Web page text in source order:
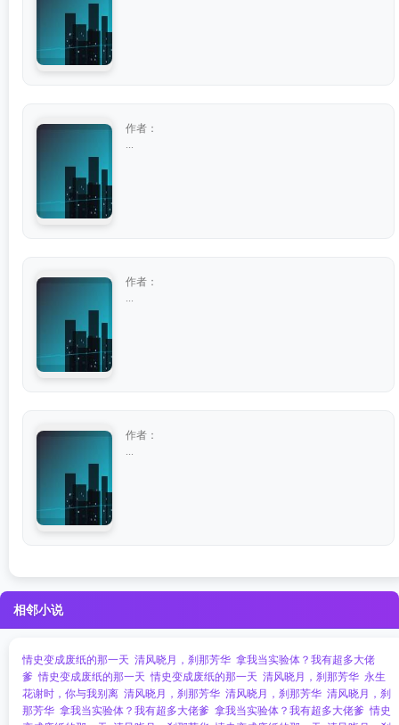
作者：
作者：
作者：
相邻小说
情史变成废纸的那一天 清风晓月，刹那芳华 拿我当实验体？我有超多大佬
爹 情史变成废纸的那一天 情史变成废纸的那一天 清风晓月，刹那芳华 永生
花谢时，你与我别离 清风晓月，刹那芳华 清风晓月，刹那芳华 清风晓月，刹
那芳华 拿我当实验体？我有超多大佬爹 拿我当实验体？我有超多大佬爹 情史